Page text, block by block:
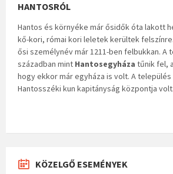
HANTOSRÓL
Hantos és környéke már ősidők óta lakott
kő-kori, római kori leletek kerültek
ősi személynév már 1211-ben felbukkan. A
században mint Hantosegyháza tűnik fel,
hogy ekkor már egyháza is volt. A
Hantosszéki kun kapitányság központja volt.
KÖZELGŐ ESEMÉNYEK